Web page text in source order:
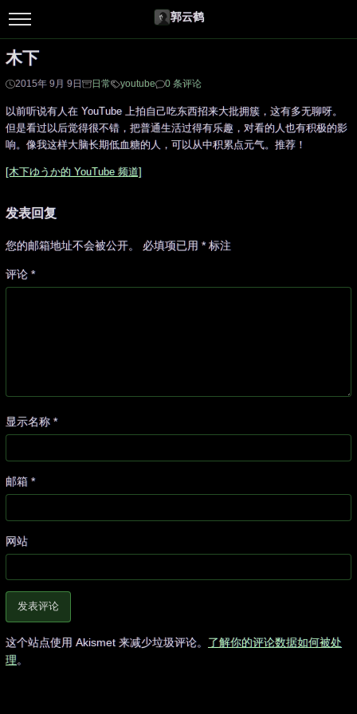
郭云鹤
木下
2015年 9月 9日 日常 youtube 0 条评论
以前听说有人在 YouTube 上拍自己吃东西招来大批拥簇，这有多无聊呀。
但是看过以后觉得很不错，把普通生活过得有乐趣，对看的人也有积极的影
响。像我这样大脑长期低血糖的人，可以从中积累点元气。推荐！
[木下ゆうか的 YouTube 频道]
发表回复
您的邮箱地址不会被公开。 必填项已用 *标注
评论 *
显示名称*
邮箱 *
网站
这个站点使用 Akismet 来减少垃圾评论。 了解你的评论数据如何被处
理。